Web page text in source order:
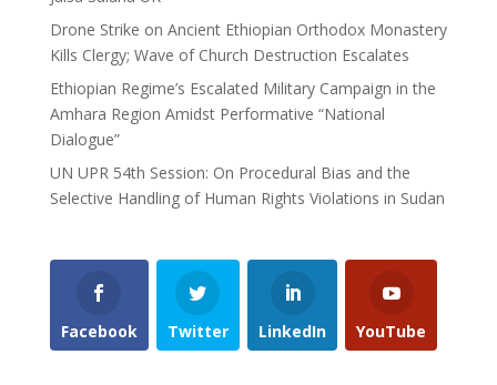
Drone Strike on Ancient Ethiopian Orthodox Monastery
Kills Clergy; Wave of Church Destruction Escalates
Ethiopian Regime’s Escalated Military Campaign in the
Amhara Region Amidst Performative “National
Dialogue”
UN UPR 54th Session: On Procedural Bias and the
Selective Handling of Human Rights Violations in Sudan
Facebook Twitter LinkedIn YouTube